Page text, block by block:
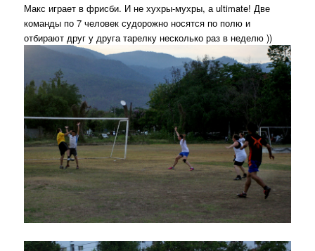
Макс играет в фрисби. И не хухры-мухры, а ultimate! Две
команды по 7 человек судорожно носятся по полю и
отбирают друг у друга тарелку несколько раз в неделю ))